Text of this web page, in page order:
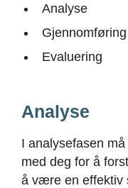
Analyse
Gjennomføring
Evaluering
Analyse
I analysefasen
med deg for å
å være en effektiv